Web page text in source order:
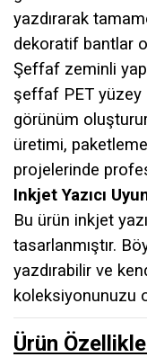
yazdırarak
dekoratif bantlar
Şeffaf zeminli
şeffaf PET yüzey
görünüm
üretimi,
projelerinde
Inkjet Yazıcı
Bu ürün inkjet
tasarlanmıştır.
yazdırabilir ve
koleksiyonunuzu
Ürün